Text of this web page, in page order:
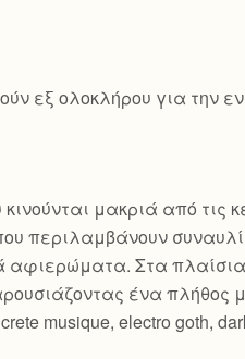
εξ ολοκλήρου για την
μακριά από τις
περιλαμβάνουν
αφιερώματα. Στα
ένα πλήθος
musique, electro goth,